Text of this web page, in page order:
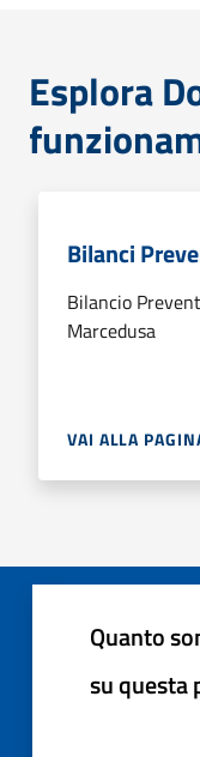
Esplora
Bilanci
Bilancio
Marcedusa
VAI ALLA
Quanto
su questa